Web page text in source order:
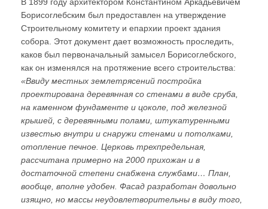
В 1899 году архитектором Константином Аркадьевичем
Борисоглебским был предоставлен на утверждение
Строительному комитету и епархии проект здания
собора. Этот документ дает возможность проследить,
каков был первоначальный замысел Борисоглебского,
как он изменялся на протяжение всего строительства:
«Ввиду местных землетрясений постройка
проектирована деревянная со стенами в виде сруба,
на каменном фундаменте и цоколе, под железной
крышей, с деревянными полами, штукатуренными
известью внутри и снаружи стенами и потолками,
отопление печное. Церковь трехпредельная,
рассчитана примерно на 2000 прихожан и в
достаточной степени снабжена службами… План,
вообще, вполне удобен. Фасад разработан довольно
изящно, но массы неудовлетворительны в виду того,